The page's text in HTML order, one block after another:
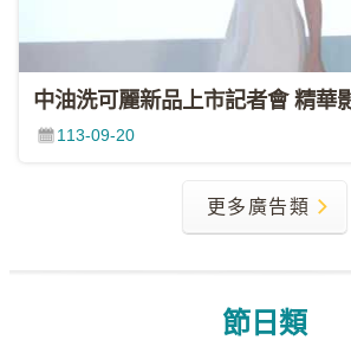
中油洗可麗新品上市記者會 精華
113-09-20
更多廣告類
節日類